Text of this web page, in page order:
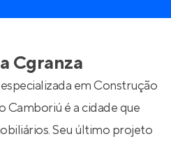
Cgranza
em Construção
Camboriú é a cidade que
Seu último projeto